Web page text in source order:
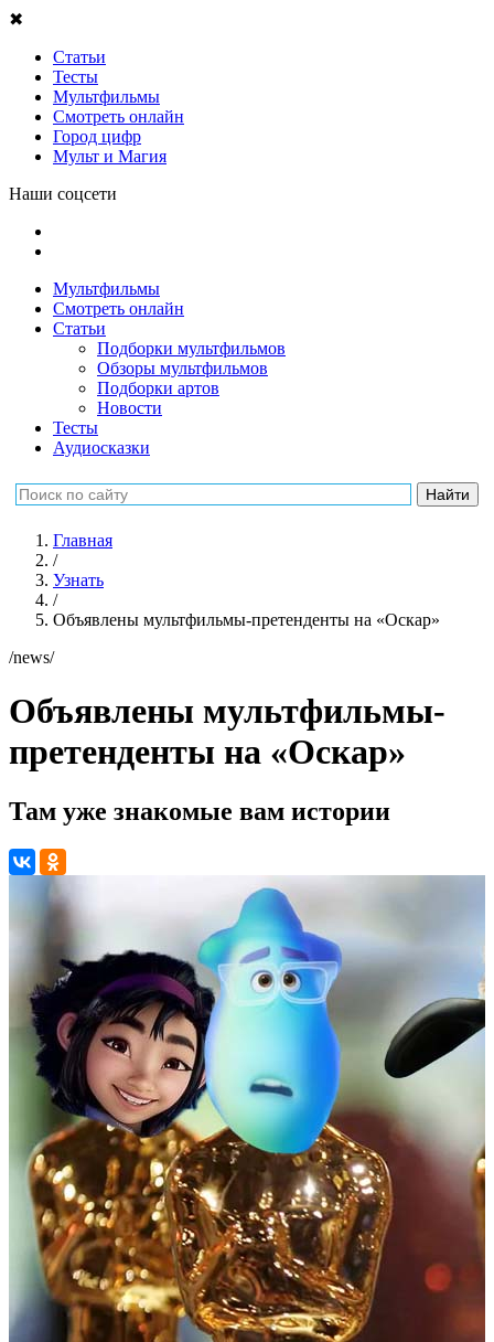
✖
Статьи
Тесты
Мультфильмы
Смотреть онлайн
Город цифр
Мульт и Магия
Наши соцсети
Мультфильмы
Смотреть онлайн
Статьи
Подборки мультфильмов
Обзоры мультфильмов
Подборки артов
Новости
Тесты
Аудиосказки
Главная
/
Узнать
/
Объявлены мультфильмы-претенденты на «Оскар»
/news/
Объявлены мультфильмы-
претенденты на «Оскар»
Там уже знакомые вам истории